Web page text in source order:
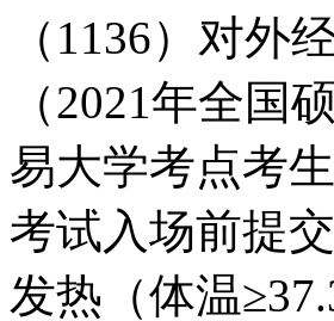
（1136）对外
（2021年全国
易大学考点考
考试入场前提
发热（体温